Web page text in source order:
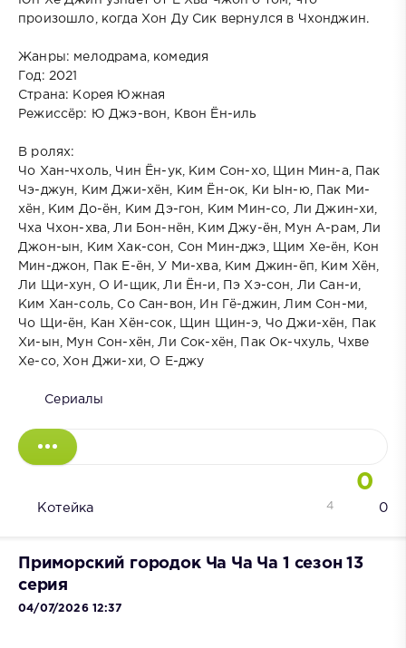
произошло, когда Хон Ду Сик вернулся в Чхонджин.
Жанры: мелодрама, комедия
Год: 2021
Страна: Корея Южная
Режиссёр: Ю Джэ-вон, Квон Ён-иль
В ролях:
Чо Хан-чхоль, Чин Ён-ук, Ким Сон-хо, Щин Мин-а, Пак
Чэ-джун, Ким Джи-хён, Ким Ён-ок, Ки Ын-ю, Пак Ми-
хён, Ким До-ён, Ким Дэ-гон, Ким Мин-со, Ли Джин-хи,
Чха Чхон-хва, Ли Бон-нён, Ким Джу-ён, Мун А-рам, Ли
Джон-ын, Ким Хак-сон, Сон Мин-джэ, Щим Хе-ён, Кон
Мин-джон, Пак Е-ён, У Ми-хва, Ким Джин-ёп, Ким Хён,
Ли Щи-хун, О И-щик, Ли Ён-и, Пэ Хэ-сон, Ли Сан-и,
Ким Хан-соль, Со Сан-вон, Ин Гё-джин, Лим Сон-ми,
Чо Щи-ён, Кан Хён-сок, Щин Щин-э, Чо Джи-хён, Пак
Хи-ын, Мун Сон-хён, Ли Сок-хён, Пак Ок-чхуль, Чхве
Хе-со, Хон Джи-хи, О Е-джу
Сериалы
0
Котейка 0
4
Приморский городок Ча Ча Ча 1 сезон 13
серия
04/07/2026 12:37